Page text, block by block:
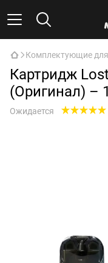
Комплектующие
Картридж
(Оригинал) –
Ожидается